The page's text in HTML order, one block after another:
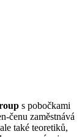
s pobočkami
čenu zaměstnává
také teoretiků,